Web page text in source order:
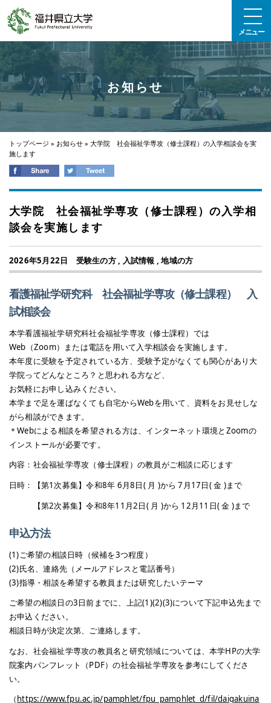
メニュー
お知らせ
トップページ » お知らせ » 大学院 社会福祉学専攻（修士課程）の入学相談会を実
施します
大学院 社会福祉学専攻（修士課程）の入学相
談会を実施します
2026年5月22日 受験生の方, 入試情報 ,地域の方
看護福祉学研究科 社会福祉学専攻（修士課程） 入
試相談会
本学看護福祉学研究科社会福祉学専攻（修士課程）では
Web（Zoom）または電話を用いて入学相談会を実施します。
本年度に受験を予定されている方、受験予定がなくても関心があり大
学院ってどんなところ？と思われる方など、
お気軽にお申し込みください。
本学まで足を運ばなくても自宅からWebを用いて、資料をお見せしな
がら相談ができます。
＊Webによる相談を希望される方は、インターネット環境とZoomの
インストールが必要です。
内容：社会福祉学専攻（修士課程）の教員がご相談に応じます
日時：【第1次募集】令和8年 6月8日( 月 )から 7月17日( 金 )まで
【第2次募集】令和8年11月2日( 月 )から 12月11日( 金 )まで
申込方法
(1)ご希望の相談日時（候補を3つ程度）
(2)氏名、連絡先（メールアドレスと電話番号）
(3)指導・相談を希望する教員または研究したいテーマ
ご希望の相談日の3日前までに、上記(1)(2)(3)について下記申込先まで
お申込ください。
相談日時が決定次第、ご連絡します。
なお、社会福祉学専攻の教員名と研究領域については、本学HPの大学
院案内パンフレット（PDF）の社会福祉学専攻を参考にしてくださ
い。
（https://www.fpu.ac.jp/pamphlet/fpu_pamphlet_d/fil/daigakuina